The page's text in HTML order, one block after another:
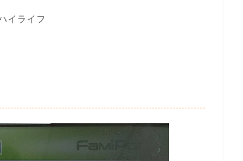
イライフ